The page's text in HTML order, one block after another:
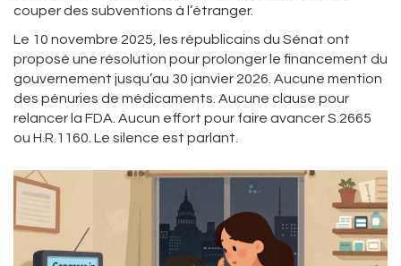
couper des subventions à l’étranger.
Le 10 novembre 2025, les républicains du Sénat ont
proposé une résolution pour prolonger le financement du
gouvernement jusqu’au 30 janvier 2026. Aucune mention
des pénuries de médicaments. Aucune clause pour
relancer la FDA. Aucun effort pour faire avancer S.2665
ou H.R.1160. Le silence est parlant.